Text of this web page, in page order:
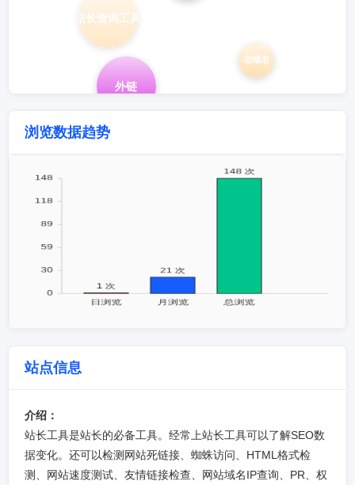
外链
老域名
站长查询工具
浏览数据趋势
站点信息
介绍：
站长工具是站长的必备工具。经常上站长工具可以了解SEO数
据变化。还可以检测网站死链接、蜘蛛访问、HTML格式检
测、网站速度测试、友情链接检查、网站域名IP查询、PR、权